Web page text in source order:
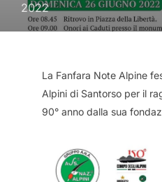
2022
La Fanfara Note Alpine
Alpini di Santorso per il
90° anno dalla sua